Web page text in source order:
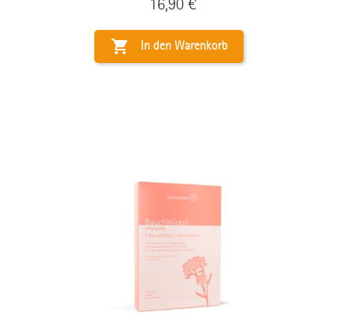
Preis
16,90 €
 In den Warenkorb